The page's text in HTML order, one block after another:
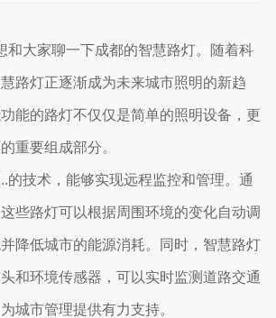
和大家聊一下成都的智慧路灯。随着科
路灯正逐渐成为未来城市照明的新趋
能的路灯不仅仅是简单的照明设备，更
重要组成部分。
的技术，能够实现远程监控和管理。通
些路灯可以根据周围环境的变化自动调
降低城市的能源消耗。同时，智慧路灯
和环境传感器，可以实时监测道路交通
城市管理提供有力支持。